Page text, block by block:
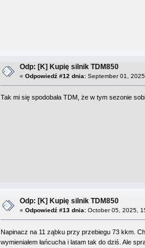
Odp: [K] Kupię silnik TDM850
« Odpowiedź #12 dnia:September 01,
Tak mi się spodobała TDM, że w tym sezonie
Odp: [K] Kupię silnik TDM850
« Odpowiedź #13 dnia:October 05, 2025,
Napinacz na 11 ząbku przy przebiegu 73 kkm.
wymieniałem łańcucha i latam tak do dziś. Ale